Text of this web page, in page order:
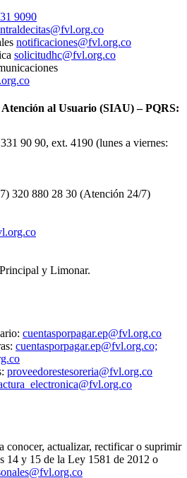
9090
notificaciones@fvl.org.co
solicitudhc@fvl.org.co
al Usuario (SIAU) – PQRS:
90 90, ext. 4190 (lunes a viernes:
320 880 28 30 (Atención 24/7)
y Limonar.
cuentasporpagar.ep@fvl.org.co
cuentasporpagar.ep@fvl.org.co;
proveedorestesoreria@fvl.org.co
conocer, actualizar, rectificar o suprimir
14 y 15 de la Ley 1581 de 2012 o